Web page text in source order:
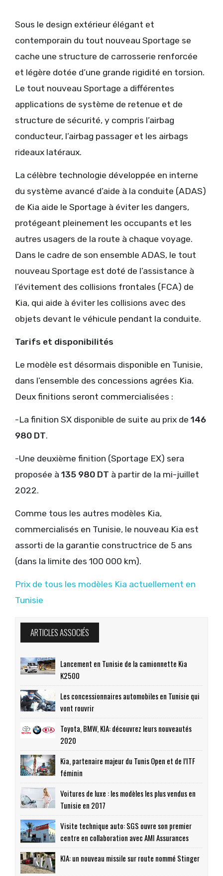
Sous le design extérieur élégant et
contemporain du tout nouveau Sportage se
cache une structure de carrosserie renforcée
et légère dotée d’une grande rigidité en torsion.
Le tout nouveau Sportage a différentes
applications de système de retenue et de
structure de sécurité, y compris l’airbag
conducteur, l’airbag passager et les airbags
rideaux latéraux.
La célèbre technologie développée en interne
du système avancé d’aide à la conduite (ADAS)
de Kia aide le Sportage à éviter les dangers,
protégeant pleinement les occupants et les
autres usagers de la route à chaque voyage.
Dans le cadre de son ensemble ADAS, le tout
nouveau Sportage est doté de l’assistance à
l’évitement des collisions frontales (FCA) de
Kia, qui aide à éviter les collisions avec des
objets devant le véhicule pendant la conduite.
Tarifs et disponibilités
Le modèle est désormais disponible en Tunisie,
dans l’ensemble des concessions agrées Kia.
Deux finitions seront commercialisées :
-La finition SX disponible de suite au prix de 146
980 DT.
-Une deuxième finition (Sportage EX) sera
proposée à 135 980 DT à partir de la mi-juillet
2022.
Comme tous les autres modèles Kia,
commercialisés en Tunisie, le nouveau Kia est
assorti de la garantie constructrice de 5 ans
(dans la limite des 100 000 km).
Prix de tous les modèles Kia actuellement en
Tunisie
ARTICLES ASSOCIÉS
Lancement en Tunisie de la camionnette Kia
K2500
Les concessionnaires automobiles en Tunisie qui
vont rouvrir
Toyota, BMW, KIA: découvrez leurs nouveautés
2020
Kia, partenaire majeur du Tunis Open et de l’ITF
féminin
Voitures de luxe : les modèles les plus vendus en
Tunisie en 2017
Visite technique auto: SGS ouvre son premier
centre en collaboration avec AMI Assurances
KIA: un nouveau missile sur route nommé Stinger